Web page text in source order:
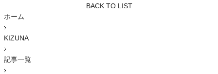
BACK TO LIST
ホーム
KIZUNA
記事一覧